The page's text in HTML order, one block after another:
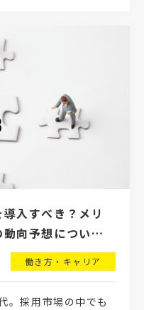
入すべき？メリ
向予想について
働き方・キャリア
。採用市場の中でも